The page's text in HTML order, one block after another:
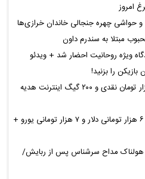
امروز
حواشی چهره جنجالی خاندان خرازی‌ها
مبتلا به سندرم داون
ویژه روحانیت احضار شد + ویدئو
را بزنید!
خبر خوش برای خبرنگاران؛ ۵۰۰ هزار تومان نقدی و ۲۰۰ گیگ اینترنت هدیه
قیمت دلار امروز چقدر شد؟ ریزش ۶ هزار تومانی دلار و ۷ هزار تومانی یورو +
مداح سرشناس پس از ربایش/